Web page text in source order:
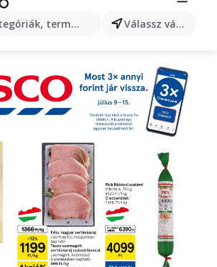
termékek keresése... Válassz várost